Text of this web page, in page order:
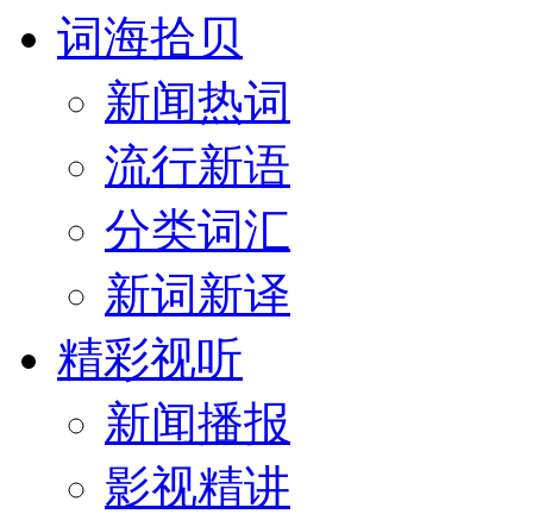
词海拾贝
新闻热词
流行新语
分类词汇
新词新译
精彩视听
新闻播报
影视精讲